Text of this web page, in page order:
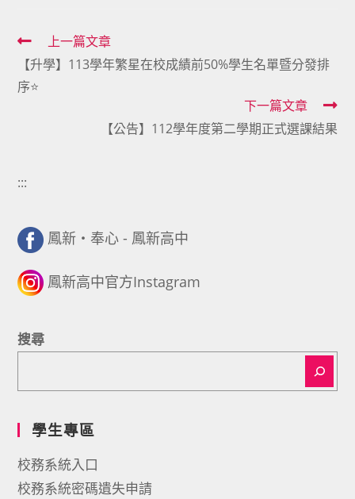
Read
more
articles
上一篇文章
【升學】113學年繁星在校成績前50%學生名單暨分發排
序⭐
下一篇文章
【公告】112學年度第二學期正式選課結果
:::
鳳新・奉心 - 鳳新高中
鳳新高中官方Instagram
搜尋
學生專區
校務系統入口
校務系統密碼遺失申請